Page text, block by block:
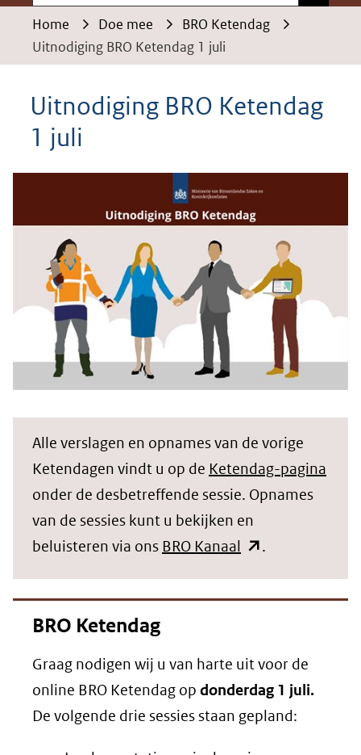
Home Doe mee
BRO Ketendag
Uitnodiging BRO Ketendag 1 juli
Uitnodiging BRO Ketendag
1 juli
Alle verslagen en opnames van de vorige
Ketendagen vindt u op de Ketendag-pagina
onder de desbetreffende sessie. Opnames
van de sessies kunt u bekijken en
beluisteren via ons BRO Kanaal (opent
nieuw
naar
een
andere
.
BRO Ketendag
Graag nodigen wij u van harte uit voor de
online BRO Ketendag op donderdag 1 juli.
De volgende drie sessies staan gepland: